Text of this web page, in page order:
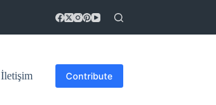
İletişim Contribute